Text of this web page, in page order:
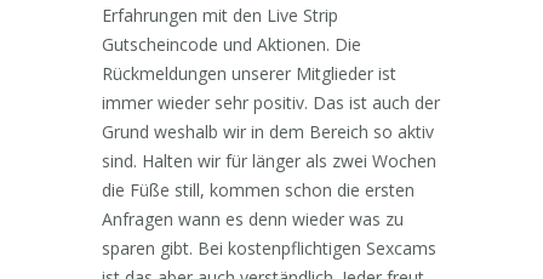
Erfahrungen mit den Live Strip
Gutscheincode und Aktionen. Die
Rückmeldungen unserer Mitglieder ist
immer wieder sehr positiv. Das ist auch der
Grund weshalb wir in dem Bereich so aktiv
sind. Halten wir für länger als zwei Wochen
die Füße still, kommen schon die ersten
Anfragen wann es denn wieder was zu
sparen gibt. Bei kostenpflichtigen Sexcams